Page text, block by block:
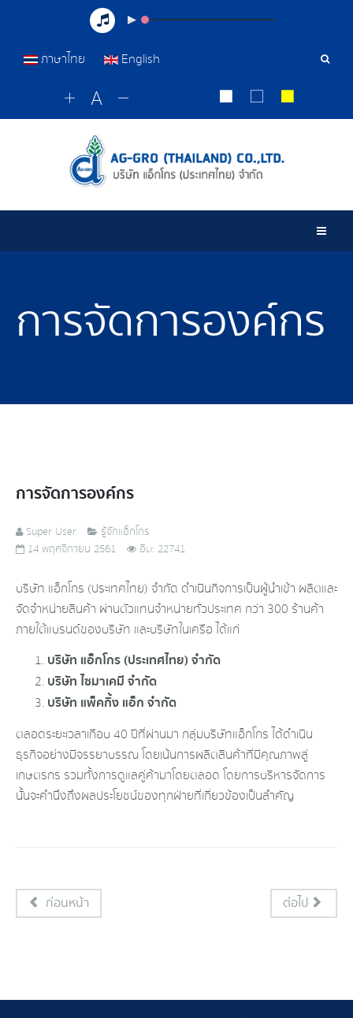
เครื่อ
ภาษาไทย English
การจัดการองค์กร
การจัดการองค์กร
Super User
รู้จักแอ็กโกร
14 พฤศจิกายน 2561
ฮิต: 22741
บริษัท แอ็กโกร (ประเทศไทย) จำกัด ดำเนินกิจการเป็นผู้นำเข้า ผลิตและ
จัดจำหน่ายสินค้า ผ่านตัวแทนจำหน่ายทั่วประเทศ กว่า 300 ร้านค้า
ภายใต้แบรนด์ของบริษัท และบริษัทในเครือ ได้แก่
บริษัท แอ็กโกร (ประเทศไทย) จำกัด
บริษัท ไซมาเคมี จำกัด
บริษัท แพ็คกิ้ง แอ็ก จำกัด
ตลอดระยะเวลาเกือบ 40 ปีที่ผ่านมา กลุ่มบริษัทแอ็กโกร ได้ดำเนิน
ธุรกิจอย่างมีจรรยาบรรณ โดยเน้นการผลิตสินค้าที่มีคุณภาพสู่
เกษตรกร รวมทั้งการดูแลคู่ค้ามาโดยตลอด โดยการบริหารจัดการ
นั้นจะคำนึงถึงผลประโยชน์ของทุกฝ่ายที่เกี่ยวข้องเป็นสำคัญ
ก่อนหน้า ต่อไป